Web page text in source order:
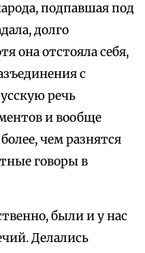
подпавшая под
долго
она отстояла себя,
с
речь
и вообще
чем разнятся
говоры в
были и у нас
Делались